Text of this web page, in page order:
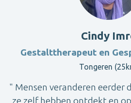
Cindy
Gestalttherapeut en
Tongeren
" Mensen veranderen eerder
ze zelf hebben ontdekt en